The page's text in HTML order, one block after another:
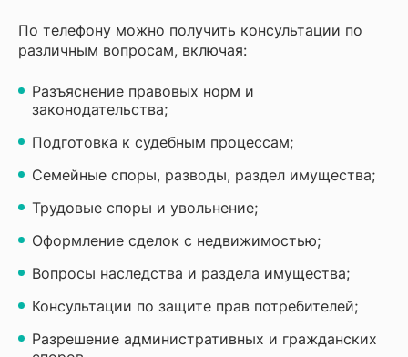
По телефону можно получить консультации по
различным вопросам, включая:
Разъяснение правовых норм и
законодательства;
Подготовка к судебным процессам;
Семейные споры, разводы, раздел имущества;
Трудовые споры и увольнение;
Оформление сделок с недвижимостью;
Вопросы наследства и раздела имущества;
Консультации по защите прав потребителей;
Разрешение административных и гражданских